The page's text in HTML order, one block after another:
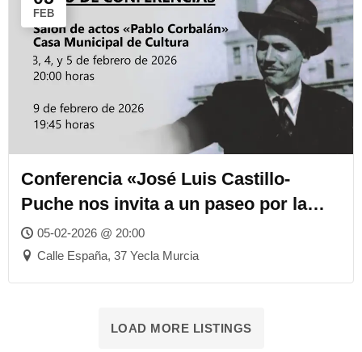
FEB
Conferencia «José Luis Castillo-
Puche nos invita a un paseo por la
Costa Blanca y la Costa de la Luz de
los años sesenta»
05-02-2026 @ 20:00
Calle España, 37 Yecla Murcia
LOAD MORE LISTINGS